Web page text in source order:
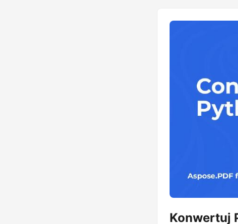
Konwertuj